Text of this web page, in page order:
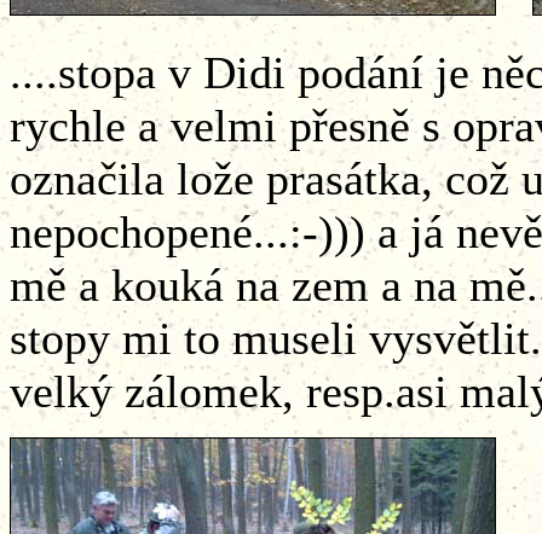
....stopa v Didi podání je
rychle a velmi přesně s
označila lože prasátka, což
nepochopené...:-))) a já
mě a kouká na zem a na
stopy mi to museli
velký zálomek, resp.asi